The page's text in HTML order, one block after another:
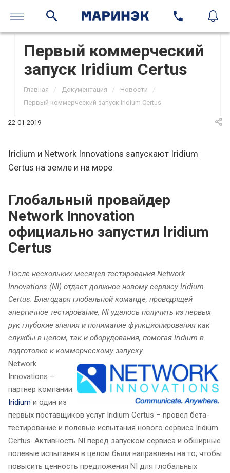
Первый коммерческий
запуск Iridium Certus
Главная / Документация / Новости /
Первый коммерческий запуск Iridium Certus
22-01-2019
Iridium и Network Innovations запускают Iridium
Certus на земле и на море
Глобальный провайдер
Network Innovation
официально запустил Iridium
Certus
После нескольких месяцев тестирования Network
Innovations (NI) отдает должное новому сервису Iridium
Certus. Благодаря глобальной команде, проводящей
энергичное тестирование, NI удалось получить из первых
рук глубокие знания и понимание функционирования как
службы в целом, так и оборудования, помогая Iridium в
подготовке к коммерческому запуску.
Network
Innovations –
партнер компании
Iridium и один из
первых поставщиков услуг Iridium Certus – провел бета-
тестирование и полевые испытания нового сервиса Iridium
Certus. Активность NI перед запуском сервиса и обширные
полевые испытания в целом были направлены на то, чтобы
повысить ценность предложения NI для глобальных